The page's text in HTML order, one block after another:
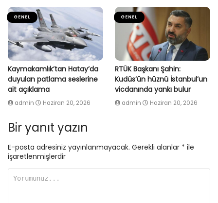
GENEL
Kaymakamlık’tan Hatay’da
duyulan patlama seslerine
ait açıklama
admin Haziran 20, 2026
GENEL
RTÜK Başkanı Şahin:
Kudüs’ün hüznü İstanbul’un
vicdanında yankı bulur
admin Haziran 20, 2026
Bir yanıt yazın
E-posta adresiniz yayınlanmayacak. Gerekli alanlar * ile
işaretlenmişlerdir